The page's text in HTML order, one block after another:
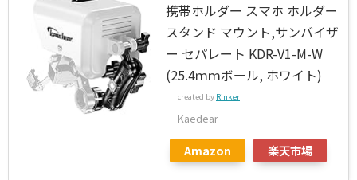
携帯ホルダー スマホ ホルダー
スタンド マウント,サンバイザ
ー セパレート KDR-V1-M-W
(25.4ｍｍボール, ホワイト)
created by Rinker
Kaedear
Amazon 楽天市場